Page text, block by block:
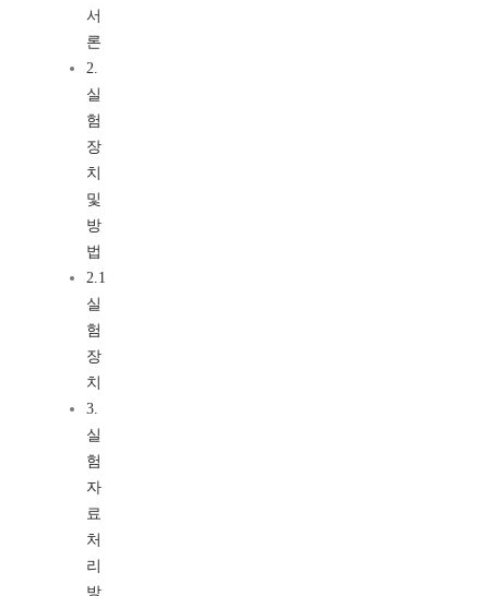
서
론
2.
실
험
장
치
및
방
법
2.1
실
험
장
치
3.
실
험
자
료
처
리
방